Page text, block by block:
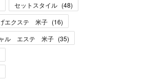
セットスタイル (48)
エクステ 米子 (16)
ル エステ 米子 (35)